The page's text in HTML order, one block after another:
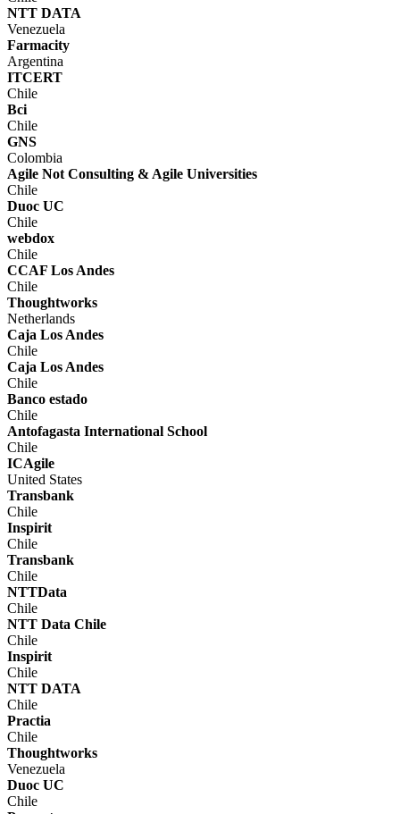
NTT DATA
Venezuela
Farmacity
Argentina
ITCERT
Chile
Bci
Chile
GNS
Colombia
Agile Not Consulting & Agile Universities
Chile
Duoc UC
Chile
webdox
Chile
CCAF Los Andes
Chile
Thoughtworks
Netherlands
Caja Los Andes
Chile
Caja Los Andes
Chile
Banco estado
Chile
Antofagasta International School
Chile
ICAgile
United States
Transbank
Chile
Inspirit
Chile
Transbank
Chile
NTTData
Chile
NTT Data Chile
Chile
Inspirit
Chile
NTT DATA
Chile
Practia
Chile
Thoughtworks
Venezuela
Duoc UC
Chile